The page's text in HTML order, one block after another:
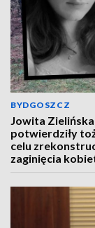
BYDGOSZCZ
Jowita Zielińska
potwierdziły
celu
zaginięcia